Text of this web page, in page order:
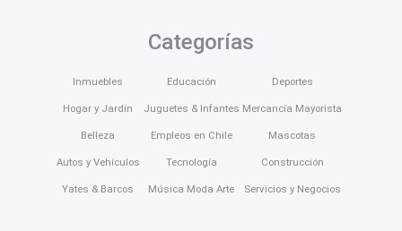
Categorías
Inmuebles
Hogar y Jardín
Belleza
Autos y Vehículos
Yates & Barcos
Educación
Juguetes & Infantes
Empleos en Chile
Tecnología
Música Moda Arte
Deportes
Mercancía Mayorista
Mascotas
Construcción
Servicios y Negocios